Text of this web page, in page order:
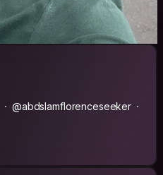
@abdslamflorenceseeker